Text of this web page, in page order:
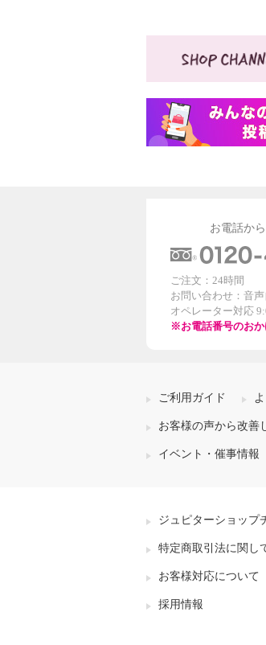
お電話か
ご注文：24時間
お問い合わせ：音
オペレーター対応
※お電話番号のおか
ご利用ガイド
お客様の声から改善
イベント・催事情報
ジュピターショップ
特定商取引法に関し
お客様対応について
採用情報